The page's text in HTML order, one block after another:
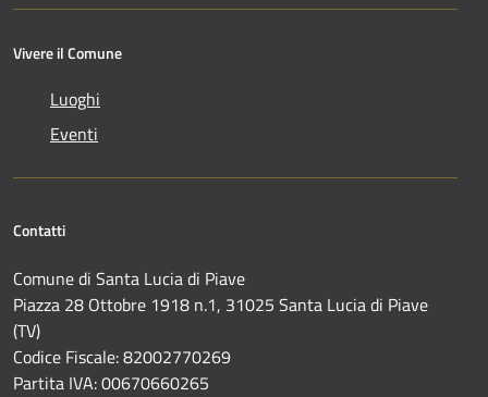
Vivere il Comune
Luoghi
Eventi
Contatti
Comune di Santa Lucia di Piave
Piazza 28 Ottobre 1918 n.1, 31025 Santa Lucia di Piave
(TV)
Codice Fiscale: 82002770269
Partita IVA: 00670660265